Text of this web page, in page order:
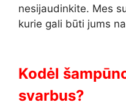
nesijaudinkite. Mes
kurie gali būti jums
Kodėl
svarbus?